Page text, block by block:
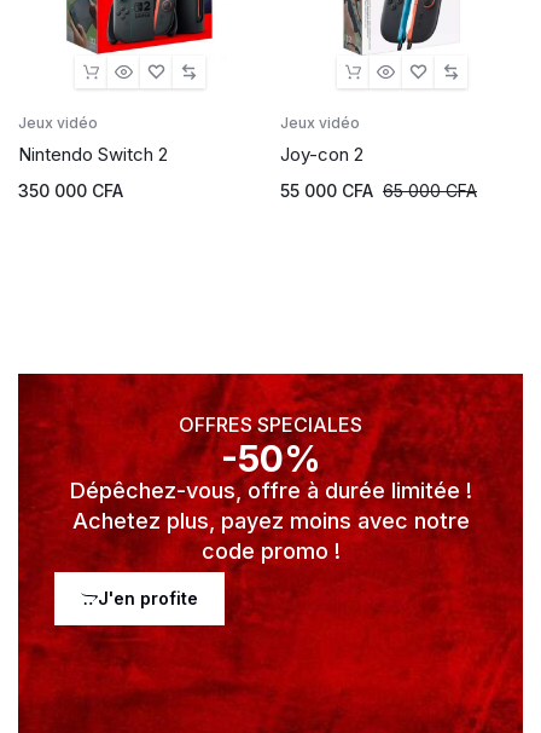
Jeux vidéo
Nintendo Switch 2
350 000 CFA
Jeux vidéo
Joy-con 2
65 000CFA
55 000 CFA
OFFRES SPECIALES
-50%
Dépêchez-vous, offre à durée limitée !
Achetez plus, payez moins avec notre
code promo !
J'en profite